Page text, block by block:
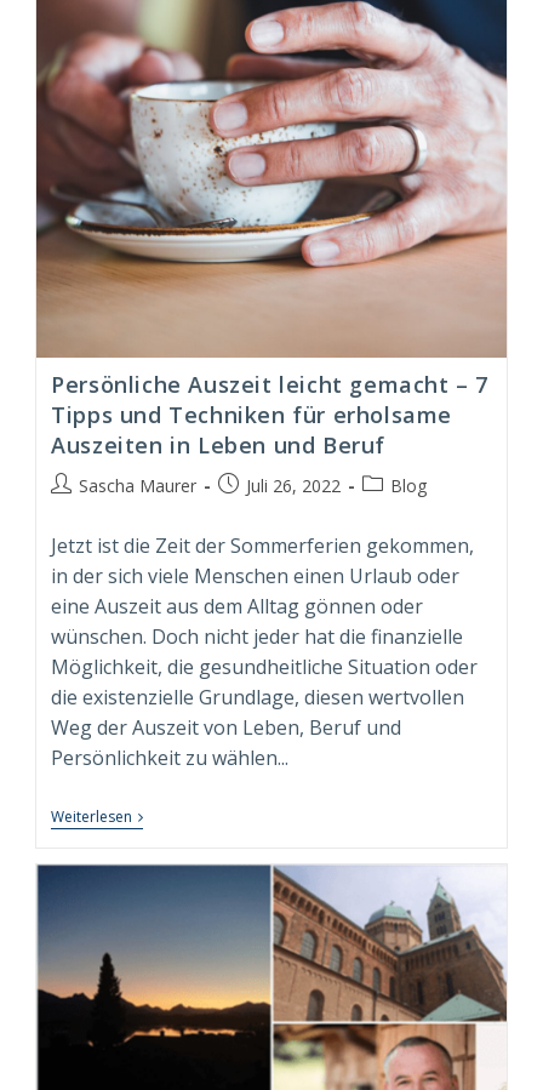
–
Ein
Plädoyer
Für
Manager
Und
Führungskräfte
Persönliche Auszeit leicht gemacht – 7
Tipps und Techniken für erholsame
Auszeiten in Leben und Beruf
Beitrags-
Sascha Maurer
BeitragJuli 26, 2022
Beitrags-
Blog
Jetzt ist die Zeit der Sommerferien gekommen,
in der sich viele Menschen einen Urlaub oder
eine Auszeit aus dem Alltag gönnen oder
wünschen. Doch nicht jeder hat die finanzielle
Möglichkeit, die gesundheitliche Situation oder
die existenzielle Grundlage, diesen wertvollen
Weg der Auszeit von Leben, Beruf und
Persönlichkeit zu wählen...
Weiterlesen Persönliche
Auszeit
Techniken
Für
Erholsame
Auszeiten